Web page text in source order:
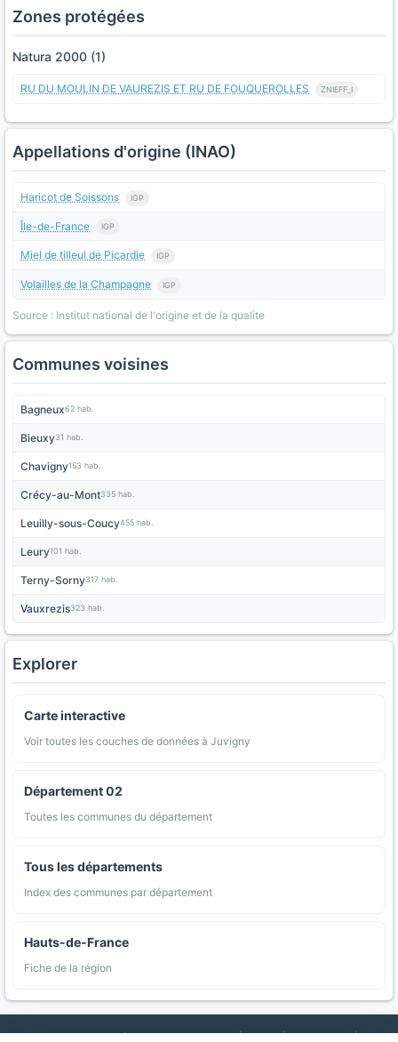
Zones protégées
Natura 2000 (1)
RU DU MOULIN DE VAUREZIS ET RU DE FOUQUEROLLES ZNIEFF_I
Appellations d'origine (INAO)
Haricot de Soissons IGP
Île-de-France IGP
Miel de tilleul de Picardie IGP
Volailles de la Champagne IGP
Source : Institut national de l'origine et de la qualite
Communes voisines
Bagneux62 hab.
Bieuxy31 hab.
Chavigny153 hab.
Crécy-au-Mont335 hab.
Leuilly-sous-Coucy455 hab.
Leury101 hab.
Terny-Sorny317 hab.
Vauxrezis323 hab.
Explorer
Carte interactive
Voir toutes les couches de données à Juvigny
Département 02
Toutes les communes du département
Tous les départements
Index des communes par département
Hauts-de-France
Fiche de la région
AgriMap — Données agricoles ouvertes | Carte | Communes |